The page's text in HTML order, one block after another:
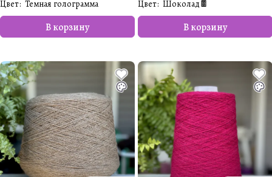
В корзину
Цвет: Темная голограмма
В корзину
Цвет: Шоколад🍫